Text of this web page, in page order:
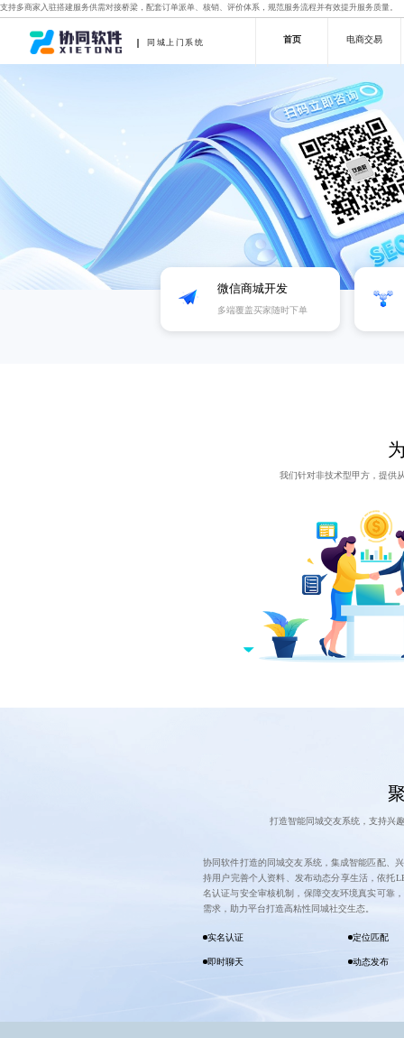
支持多商家入驻搭建服务供需对接桥梁，配套订单派单、核销、评价体系，规范服务流程并有效提升服务质量。
同城上门系统 首页 电商交易
微信商城开发
多端覆盖买家随时下单
我们针对非技术型甲方，提供
打造智能同城交友系统，支持兴
协同软件打造的同城交友系统，集成智能匹配、
持用户完善个人资料、发布动态分享生活，依托
名认证与安全审核机制，保障交友环境真实可靠
需求，助力平台打造高粘性同城社交生态。
实名认证 定位匹配
即时聊天 动态发布